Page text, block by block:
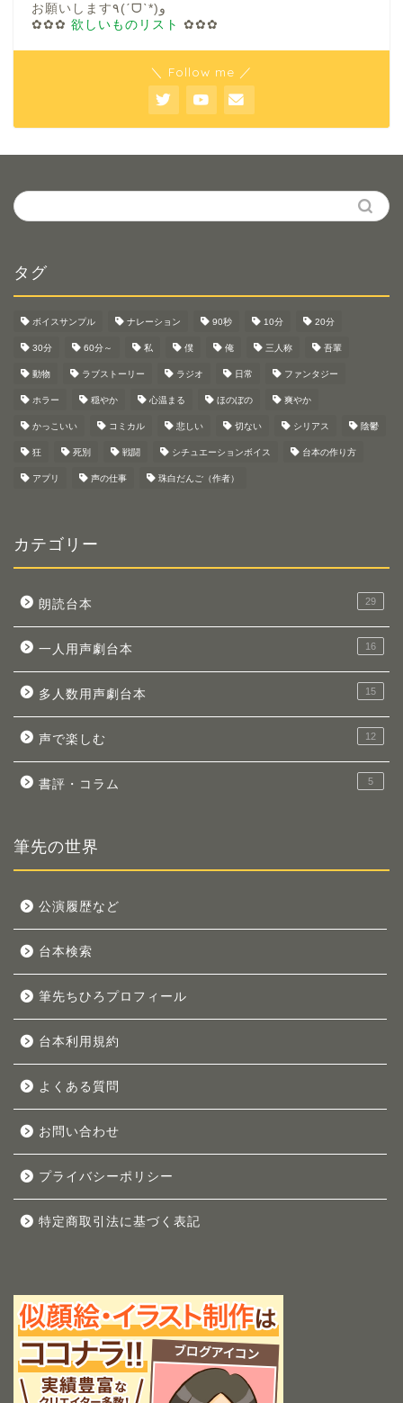
お願いします٩(ˊᗜˋ*)و
✿✿✿ 欲しいものリスト ✿✿✿
＼ Follow me ／
タグ
ボイスサンプル ナレーション 90秒 10分 20分
30分 60分～ 私 僕 俺 三人称 吾輩
動物 ラブストーリー ラジオ 日常 ファンタジー
ホラー 穏やか 心温まる ほのぼの 爽やか
かっこいい コミカル 悲しい 切ない シリアス 陰鬱
狂 死別 戦闘 シチュエーションボイス 台本の作り方
アプリ 声の仕事 珠白だんご（作者）
カテゴリー
朗読台本 29
一人用声劇台本 16
多人数用声劇台本 15
声で楽しむ 12
書評・コラム 5
筆先の世界
公演履歴など
台本検索
筆先ちひろプロフィール
台本利用規約
よくある質問
お問い合わせ
プライバシーポリシー
特定商取引法に基づく表記